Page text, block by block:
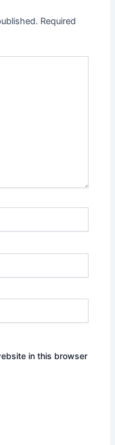
Required
in this browser